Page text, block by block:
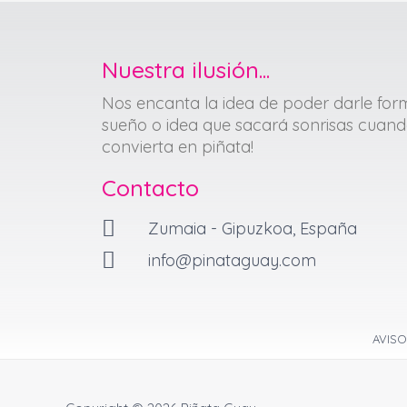
Nuestra ilusión...
Nos encanta la idea de poder darle
sueño o idea que sacará sonrisas
convierta en piñata!
Contacto
Zumaia - Gipuzkoa, España
info@pinataguay.com